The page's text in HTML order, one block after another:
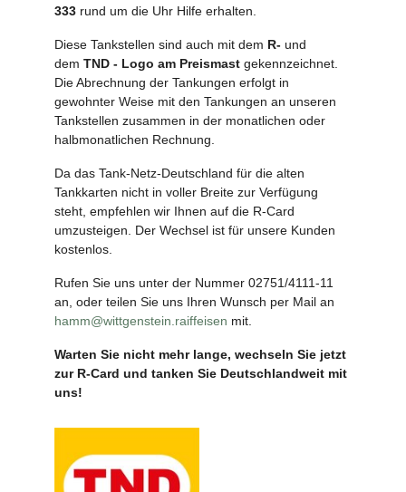
333 rund um die Uhr Hilfe erhalten.
Diese Tankstellen sind auch mit dem R- und
dem TND - Logo am Preismast gekennzeichnet.
Die Abrechnung der Tankungen erfolgt in
gewohnter Weise mit den Tankungen an unseren
Tankstellen zusammen in der monatlichen oder
halbmonatlichen Rechnung.
Da das Tank-Netz-Deutschland für die alten
Tankkarten nicht in voller Breite zur Verfügung
steht, empfehlen wir Ihnen auf die R-Card
umzusteigen. Der Wechsel ist für unsere Kunden
kostenlos.
Rufen Sie uns unter der Nummer 02751/4111-11
an, oder teilen Sie uns Ihren Wunsch per Mail an
hamm@wittgenstein.raiffeisen mit.
Warten Sie nicht mehr lange, wechseln Sie jetzt
zur R-Card und tanken Sie Deutschlandweit mit
uns!